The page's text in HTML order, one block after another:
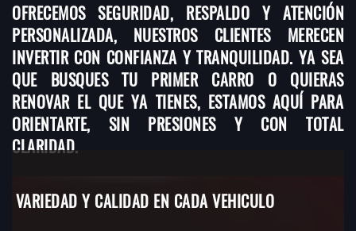
OFRECEMOS SEGURIDAD, RESPALDO Y ATENCIÓN
PERSONALIZADA, NUESTROS CLIENTES MERECEN
INVERTIR CON CONFIANZA Y TRANQUILIDAD. YA SEA
QUE BUSQUES TU PRIMER CARRO O QUIERAS
RENOVAR EL QUE YA TIENES, ESTAMOS AQUÍ PARA
ORIENTARTE, SIN PRESIONES Y CON TOTAL
CLARIDAD.
VARIEDAD Y CALIDAD EN CADA VEHICULO